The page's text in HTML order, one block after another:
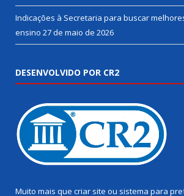
Indicações à Secretaria para buscar
ensino 27 de maio de 2026
DESENVOLVIDO POR CR2
Muito mais que criar site ou sistema para